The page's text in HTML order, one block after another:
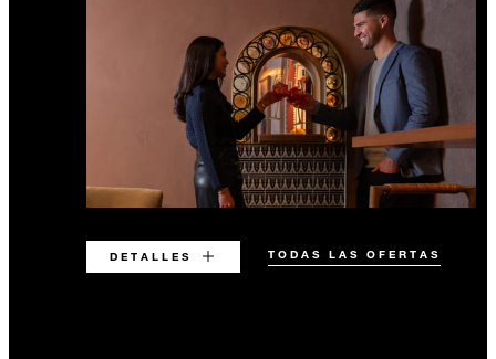
DETALLES TODAS LAS OFERTAS